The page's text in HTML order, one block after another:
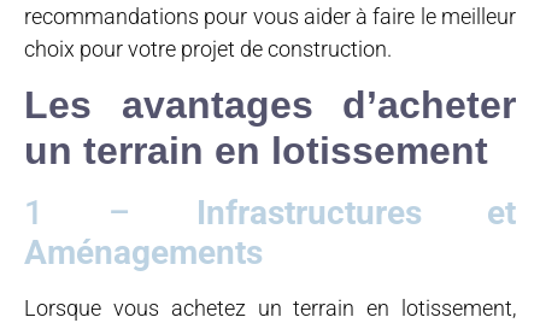
recommandations pour vous aider à faire le meilleur
choix pour votre projet de construction.
Les avantages d’acheter
un terrain en lotissement
1 – Infrastructures et
Aménagements
Lorsque vous achetez un terrain en lotissement,